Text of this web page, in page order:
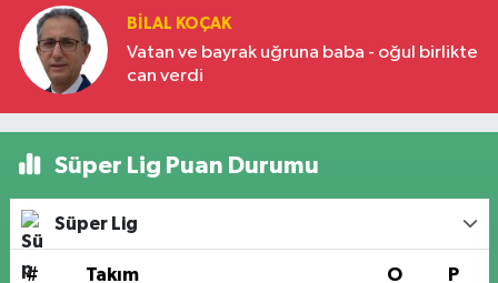
BILAL KOÇAK
Vatan ve bayrak uğruna baba - oğul birlikte
can verdi
Süper Lig Puan Durumu
Süper Lig
# Takım O P